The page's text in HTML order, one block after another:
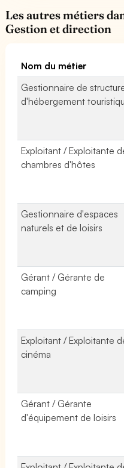
Les autres métiers
Gestion et direction
Nom du métier
Gestionnaire de
d'hébergement
Exploitant / Exploitante
chambres d'hôtes
Gestionnaire d'espaces
naturels et de loisirs
Gérant / Gérante de
camping
Exploitant / Exploitante
cinéma
Gérant / Gérante
d'équipement de loisirs